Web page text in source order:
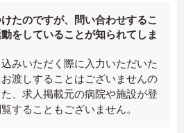
たのですが、問い合わせするこ
をしていることが知られてしま
みいただく際に入力いただいた
渡しすることはございませんの
、求人掲載元の病院や施設が登
することもございません。